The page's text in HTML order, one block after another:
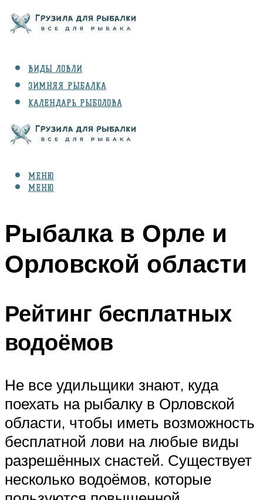
ВИДЫ ЛОВЛИ
ЗИМНЯЯ РЫБАЛКА
КАЛЕНДАРЬ РЫБОЛОВА
СНАРЯЖЕНИЕ
МЕНЮ
МЕНЮ
Рыбалка в Орле и
Орловской области
Рейтинг бесплатных
водоёмов
Не все удильщики знают, куда
поехать на рыбалку в Орловской
области, чтобы иметь возможность
бесплатной лови на любые виды
разрешённых снастей. Существует
несколько водоёмов, которые